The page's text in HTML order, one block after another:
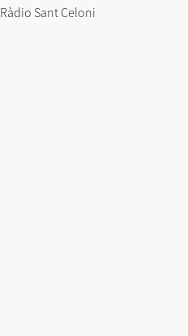
Ràdio Sant Celoni